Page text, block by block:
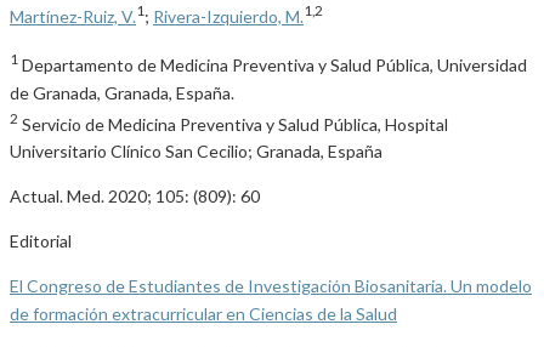
Martínez-Ruiz, V.1 ; Rivera-Izquierdo, M.1,2
1 Departamento de Medicina Preventiva y Salud Pública, Universidad
de Granada, Granada, España.
2 Servicio de Medicina Preventiva y Salud Pública, Hospital
Universitario Clínico San Cecilio; Granada, España
Actual. Med. 2020; 105: (809): 60
Editorial
El Congreso de Estudiantes de Investigación Biosanitaria. Un modelo
de formación extracurricular en Ciencias de la Salud